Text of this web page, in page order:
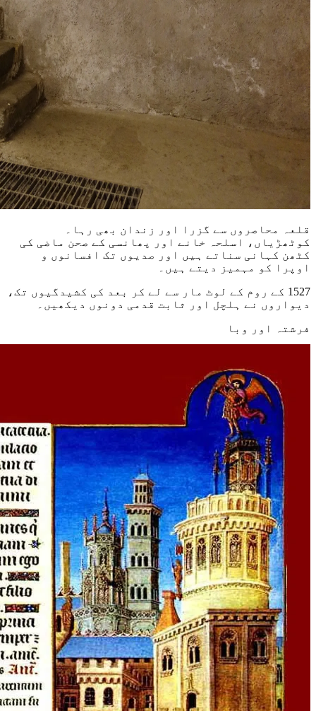
قلعہ محاصروں سے گزرا اور زندان بھی رہا۔
کوٹھڑیاں، اسلحہ خانے اور پھانسی کے صحن ماضی کی
کٹھن کہانی سناتے ہیں اور صدیوں تک افسانوں و
اوپرا کو مہمیز دیتے ہیں۔
1527 کے روم کے لوٹ مار سے لے کر بعد کی کشیدگیوں تک،
دیواروں نے ہلچل اور ثابت قدمی دونوں دیکھیں۔
فرشتہ اور وبا